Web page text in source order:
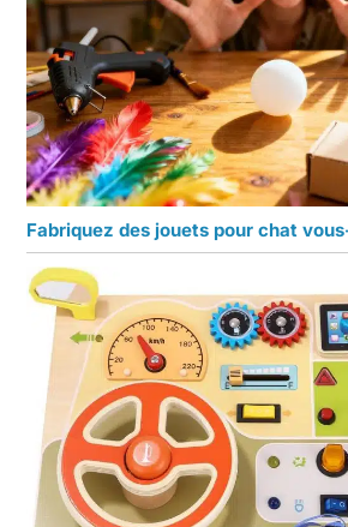
Fabriquez des jouets pour chat